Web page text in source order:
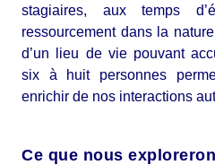
stagiaires, aux temps
ressourcement dans la
d’un lieu de vie pouvant
six à huit personnes
enrichir de nos interactions
Ce que nous